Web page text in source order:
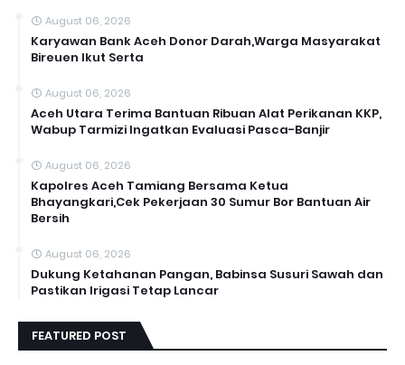
August 06, 2026
Karyawan Bank Aceh Donor Darah,Warga Masyarakat
Bireuen Ikut Serta
August 06, 2026
Aceh Utara Terima Bantuan Ribuan Alat Perikanan KKP,
Wabup Tarmizi Ingatkan Evaluasi Pasca-Banjir
August 06, 2026
Kapolres Aceh Tamiang Bersama Ketua
Bhayangkari,Cek Pekerjaan 30 Sumur Bor Bantuan Air
Bersih
August 06, 2026
Dukung Ketahanan Pangan, Babinsa Susuri Sawah dan
Pastikan Irigasi Tetap Lancar
FEATURED POST